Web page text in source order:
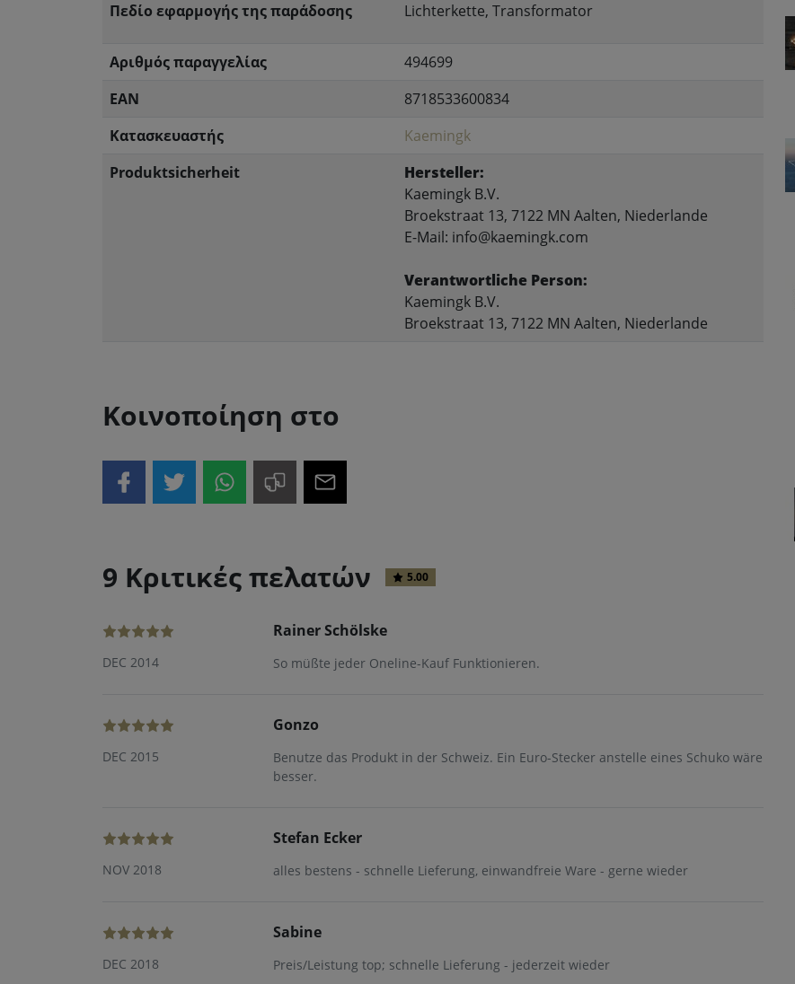
Πεδίο εφαρμογής της παράδοσης Lichterkette, Transformator
Αριθμός παραγγελίας
494699
EAN
8718533600834
Κατασκευαστής
Kaemingk
Produktsicherheit
Hersteller:
Kaemingk B.V.
Broekstraat 13, 7122 MN Aalten, Niederlande
E-Mail: info@kaemingk.com
Verantwortliche Person:
Kaemingk B.V.
Broekstraat 13, 7122 MN Aalten, Niederlande
Κοινοποίηση στο
9 Κριτικές πελατών 5.00
DEC 2014
Rainer Schölske
So müßte jeder Oneline-Kauf Funktionieren.
DEC 2015
Gonzo
Benutze das Produkt in der Schweiz. Ein Euro-Stecker anstelle eines Schuko wäre
besser.
NOV 2018
Stefan Ecker
alles bestens - schnelle Lieferung, einwandfreie Ware - gerne wieder
DEC 2018
Sabine
Preis/Leistung top; schnelle Lieferung - jederzeit wieder